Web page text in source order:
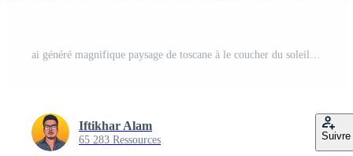
Iftikhar Alam
65 283 Ressources Suivre